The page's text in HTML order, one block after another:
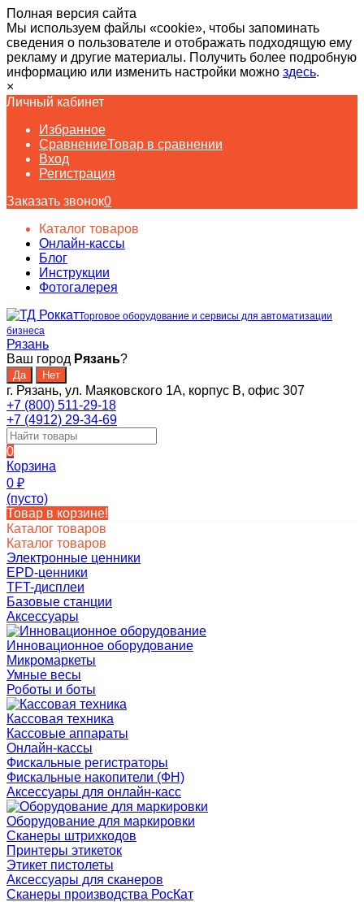
Полная версия сайта
Мы используем файлы «cookie», чтобы запоминать
сведения о пользователе и отображать подходящую ему
рекламу и другие материалы. Получить более подробную
информацию или изменить настройки можно здесь.
×
Личный кабинет
Избранное
СравнениеТовар в сравнении
Вход
Регистрация
Заказать звонок0
Каталог товаров
Онлайн-кассы
Блог
Инструкции
Фотогалерея
Торговое оборудование и сервисы для автоматизации
бизнеса
Рязань
Ваш город Рязань?
г. Рязань, ул. Маяковского 1А, корпус B, офис 307
+7 (800) 511-29-18
+7 (4912) 29-34-69
0
Корзина
0 ₽
(пусто)
Товар в корзине!
Каталог товаров
Каталог товаров
Электронные ценники
EPD-ценники
TFT-дисплеи
Базовые станции
Аксессуары
Инновационное оборудование
Микромаркеты
Умные весы
Роботы и боты
Кассовая техника
Кассовые аппараты
Онлайн-кассы
Фискальные регистраторы
Фискальные накопители (ФН)
Аксессуары для онлайн-касс
Оборудование для маркировки
Сканеры штрихкодов
Принтеры этикеток
Этикет пистолеты
Аксессуары для сканеров
Сканеры производства РосКат